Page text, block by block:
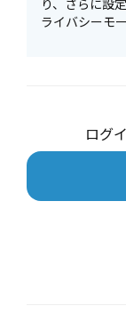
り、さらに設
ライバシーモ
ログ